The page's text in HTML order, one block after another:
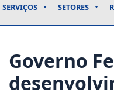
SERVIÇOS SETORES
Governo